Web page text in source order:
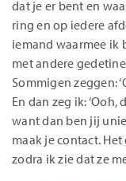
dat je er bent en
ring en op iedere
iemand waarmee ik
met andere
Sommigen zeggen:
En dan zeg ik:
want dan ben jij
maak je contact.
zodra ik zie dat ze